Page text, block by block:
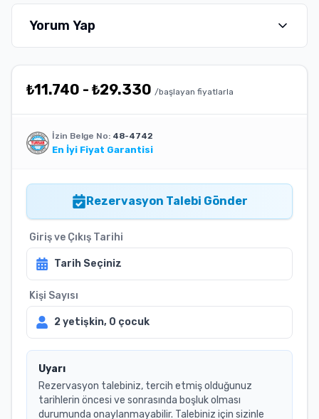
Yorum Yap
₺11.740 - ₺29.330 /başlayan fiyatlarla
İzin Belge No: 48-4742
En İyi Fiyat Garantisi
Rezervasyon Talebi Gönder
Giriş ve Çıkış Tarihi
Tarih Seçiniz
Kişi Sayısı
2yetişkin, 0 çocuk
Uyarı
Rezervasyon talebiniz, tercih etmiş olduğunuz
tarihlerin öncesi ve sonrasında boşluk olması
durumunda onaylanmayabilir. Talebiniz için sizinle